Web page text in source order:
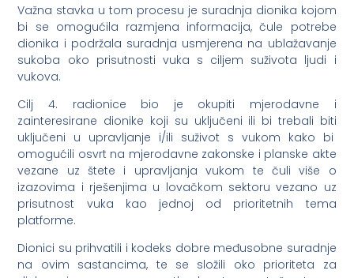
Važna stavka u tom procesu je suradnja dionika kojom
bi se omogućila razmjena informacija, čule potrebe
dionika i podržala suradnja usmjerena na ublažavanje
sukoba oko prisutnosti vuka s ciljem suživota ljudi i
vukova.
Cilj 4. radionice bio je okupiti mjerodavne i
zainteresirane dionike koji su uključeni ili bi trebali biti
uključeni u upravljanje i/ili suživot s vukom kako bi
omogućili osvrt na mjerodavne zakonske i planske akte
vezane uz štete i upravljanja vukom te čuli više o
izazovima i rješenjima u lovačkom sektoru vezano uz
prisutnost vuka kao jednoj od prioritetnih tema
platforme.
Dionici su prihvatili i kodeks dobre međusobne suradnje
na ovim sastancima, te se složili oko prioriteta za